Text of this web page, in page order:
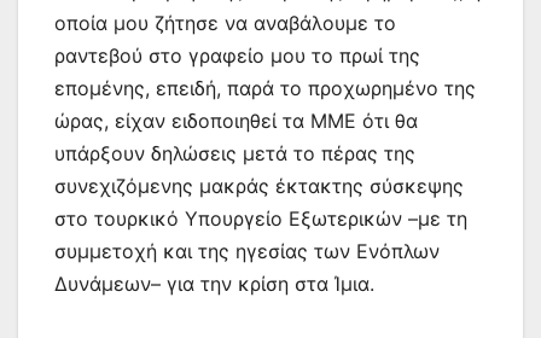
οποία μου ζήτησε να αναβάλουμε το
ραντεβού στο γραφείο μου το πρωί της
επομένης, επειδή, παρά το προχωρημένο της
ώρας, είχαν ειδοποιηθεί τα ΜΜΕ ότι θα
υπάρξουν δηλώσεις μετά το πέρας της
συνεχιζόμενης μακράς έκτακτης σύσκεψης
στο τουρκικό Υπουργείο Εξωτερικών –με τη
συμμετοχή και της ηγεσίας των Ενόπλων
Δυνάμεων– για την κρίση στα Ίμια.